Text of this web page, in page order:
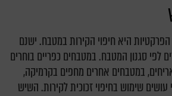
היא חיפוי הקירות במטבח. ישנם
לפי סגנון המטבח. במטבחים כפריים בוחרים
במטבחים אחרים מחפים בקרמיקה,
עושים שימוש בחיפוי זכוכית לקירות. השיש